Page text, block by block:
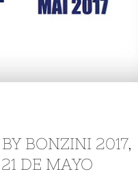
BONZINI 2017,
DE MAYO